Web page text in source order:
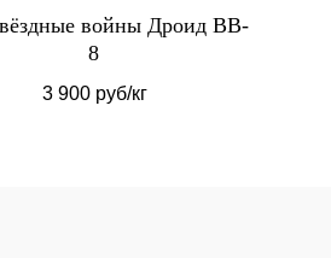
войны Дроид BB-
8
3 900 руб/кг